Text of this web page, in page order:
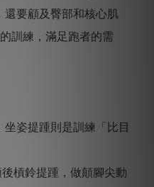
還要顧及臀部和核心肌
訓練，滿足跑者的需
姿提踵則是訓練「比目
槓鈴提踵，做顛腳尖動